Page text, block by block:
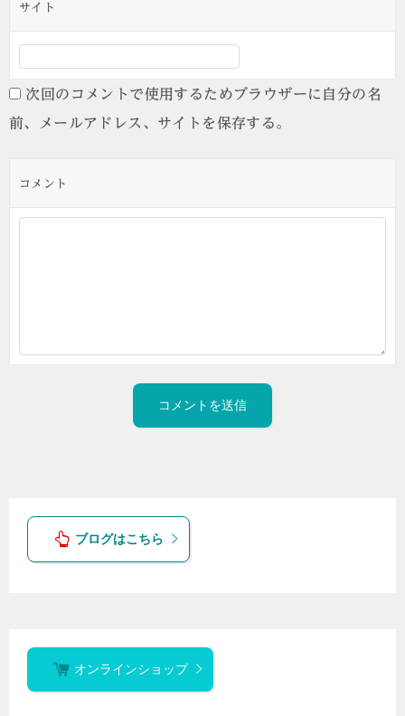
サイト
次回のコメントで使用するためブラウザーに自分の名
前、メールアドレス、サイトを保存する。
コメント
ブログはこちら
オンラインショップ